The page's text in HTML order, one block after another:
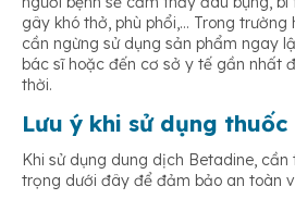
gây khó thở, phù phổi,… Trong trường
cần ngừng sử dụng sản phẩm ngay
bác sĩ hoặc đến cơ sở y tế gần nhất
thời.
Lưu ý khi sử dụng
Khi sử dụng dung dịch Betadine,
trọng dưới đây để đảm bảo an toàn